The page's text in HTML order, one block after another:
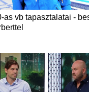
as vb tapasztalatai -